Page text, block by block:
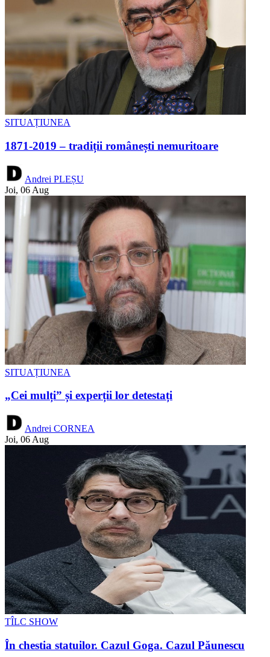
SITUAȚIUNEA
1871-2019 – tradiții românești nemuritoare
Andrei PLEȘU
Joi, 06 Aug
SITUAȚIUNEA
„Cei mulți” și experții lor detestați
Andrei CORNEA
Joi, 06 Aug
TÎLC SHOW
În chestia statuilor. Cazul Goga. Cazul Păunescu